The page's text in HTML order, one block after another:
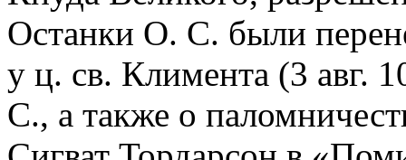
Останки О. С. были
у ц. св. Климента (3 авг.
С., а также о